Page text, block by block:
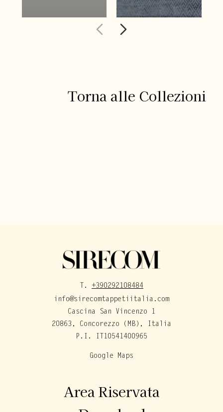
Torna alle Collezioni
T. +390292108484
info@sirecomtappetiitalia.com
Cascina San Vincenzo 1
20863, Concorezzo (MB), Italia
P.I. IT10541400965
Google Maps
Area Riservata